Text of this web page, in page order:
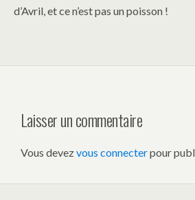
d’Avril, et ce n’est pas un poisson !
Laisser un commentaire
Vous devezvous connecterpour